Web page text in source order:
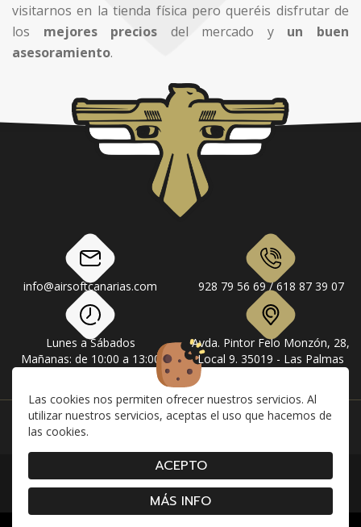
Las cookies nos permiten ofrecer nuestros servicios. Al
utilizar nuestros servicios, aceptas el uso que hacemos de
las cookies.
ACEPTO
MÁS INFO
visitarnos en la tienda física pero queréis disfrutar de
los mejores precios del mercado y un buen
asesoramiento.
info@airsoftcanarias.com 928 79 56 69 / 618 87 39 07
Lunes a Sábados
Mañanas: de 10:00 a 13:00
Avda. Pintor Felo Monzón, 28,
Local 9. 35019 - Las Palmas
Facebook
Condiciones de compra|Aviso Legal|Política de Privacidad|Cookies